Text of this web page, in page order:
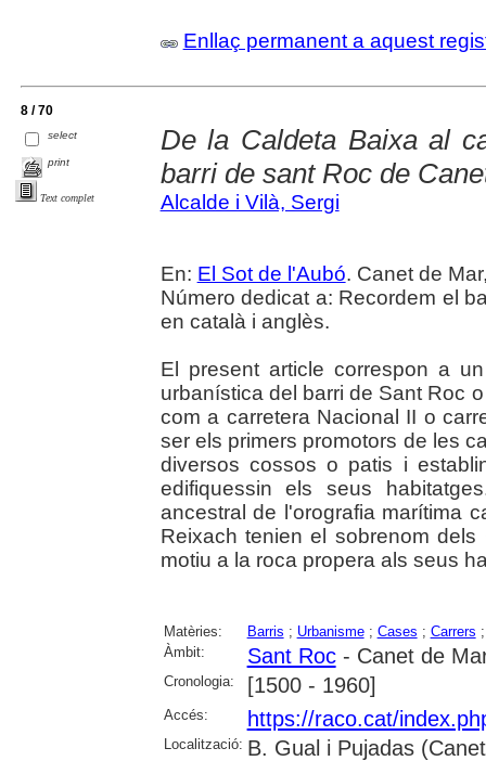
Enllaç permanent a aquest
8 / 70
select
print
Text complet
De la Caldeta Baixa al
barri de sant Roc de
Alcalde i Vilà, Sergi
En: El Sot de l'Aubó. Canet de
Número dedicat a: Recordem el
en català i anglès.
El present article correspon a
urbanística del barri de Sant Roc
com a carretera Nacional II o
ser els primers promotors de les
diversos cossos o patis i
edifiquessin els seus
ancestral de l'orografia marítima
Reixach tenien el sobrenom
motiu a la roca propera als seus
Matèries: Barris ; Urbanisme; Cases ; Carrers
Àmbit:
Sant Roc- Canet de
Cronologia: [1500 - 1960]
Accés: https://raco.cat/
Localització: B. Gual i Pujadas